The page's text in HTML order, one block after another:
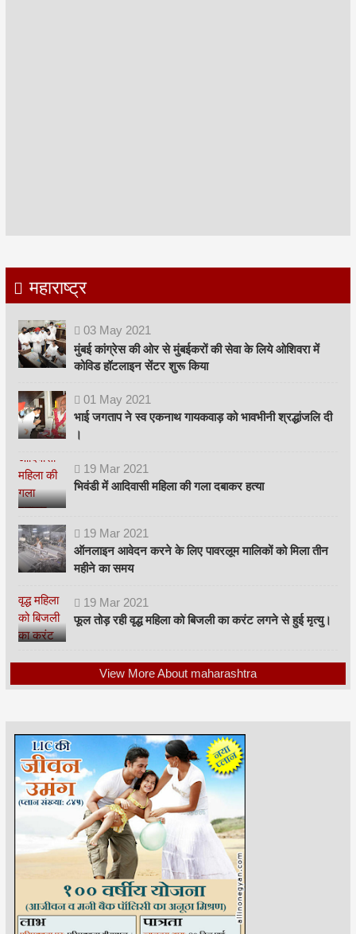
महाराष्ट्र
03 May 2021
मुंबई कांग्रेस की ओर से मुंबईकरों की सेवा के लिये ओशिवरा में
कोविड हॉटलाइन सेंटर शुरू किया
01 May 2021
भाई जगताप ने स्व एकनाथ गायकवाड़ को भावभीनी श्रद्धांजलि दी
।
19 Mar 2021
भिवंडी में आदिवासी महिला की गला दबाकर हत्या
19 Mar 2021
ऑनलाइन आवेदन करने के लिए पावरलूम मालिकों को मिला तीन
महीने का समय
19 Mar 2021
फूल तोड़ रही वृद्ध महिला को बिजली का करंट लगने से हुई मृत्यु।
View More About maharashtra